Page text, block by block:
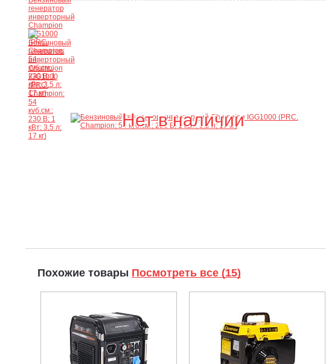
Нет в наличии
Похожие товары Посмотреть все (15)